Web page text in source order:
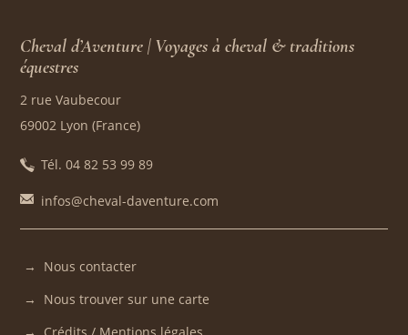
Cheval d’Aventure | Voyages à cheval & traditions
équestres
2 rue Vaubecour
69002 Lyon (France)
Tél. 04 82 53 99 89
infos@cheval-daventure.com
Nous contacter
Nous trouver sur une carte